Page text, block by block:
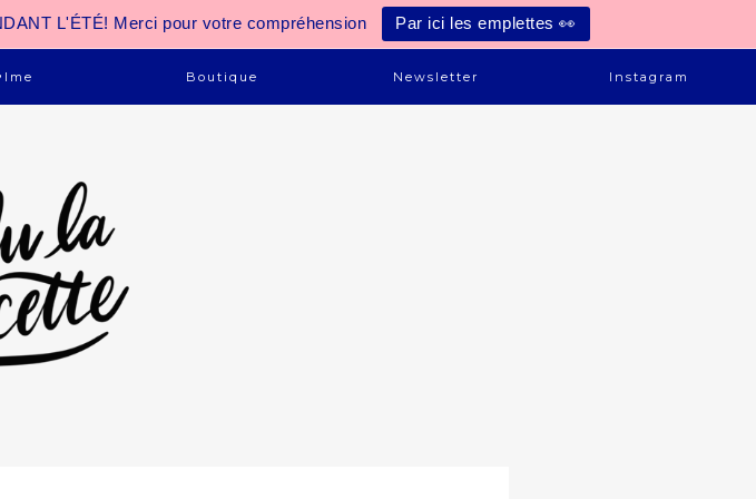
L'ÉTÉ! Merci pour votre compréhension Par ici les emplettes 👀
Boutique Newsletter Instagram